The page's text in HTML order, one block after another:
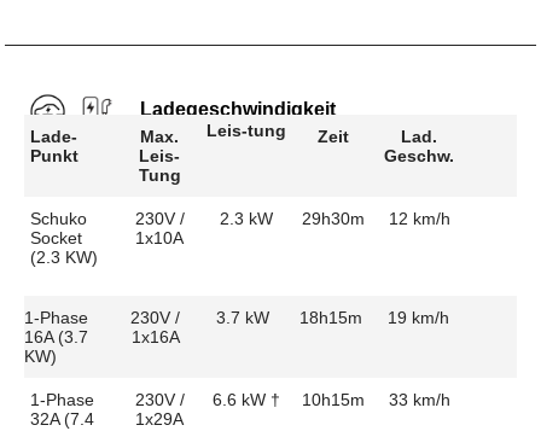
Ladegeschwindigkeit
Lade-
Punkt
Max.
Leis-
Tung
Leis-tung Zeit
Lad.
Geschw.
Schuko
Socket
(2.3 KW)
230V /
1x10A
2.3 kW 29h30m 12 km/h
1-Phase
16A (3.7
KW)
230V /
1x16A
3.7 kW 18h15m 19 km/h
1-Phase
32A (7.4
230V /
1x29A
6.6 kW † 10h15m 33 km/h